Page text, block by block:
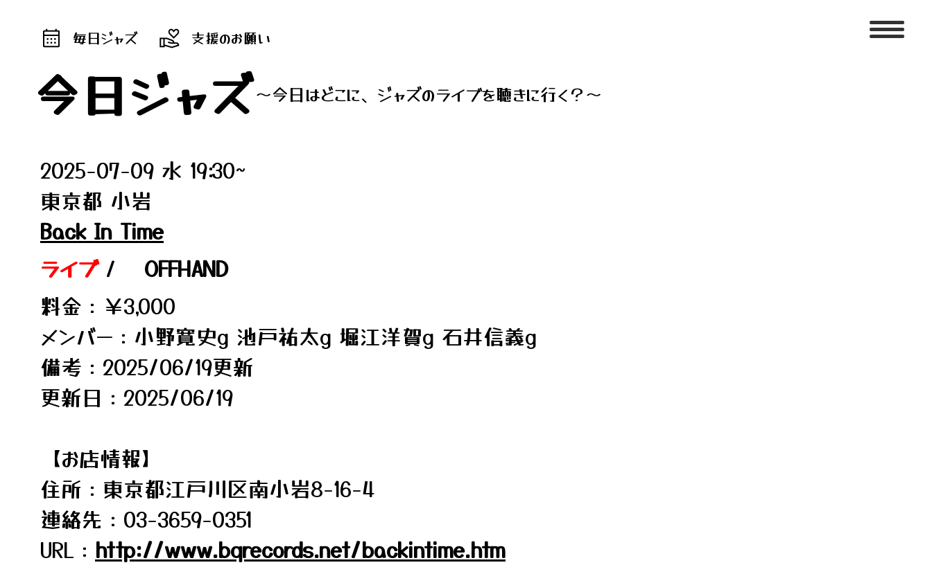
毎日ジャズ 支援のお願い
今日ジャズ～今日はどこに、ジャズのライブを聴きに行く？～
2025-07-09 水 19:30~
東京都 小岩
Back In Time
ライブ/
OFFHAND
料金：￥3,000
メンバー：小野寛史g 池戸祐太g 堀江洋賀g 石井信義g
備考：2025/06/19更新
更新日：2025/06/19
【お店情報】
住所：東京都江戸川区南小岩8-16-4
連絡先：03-3659-0351
URL： http://www.bqrecords.net/backintime.htm